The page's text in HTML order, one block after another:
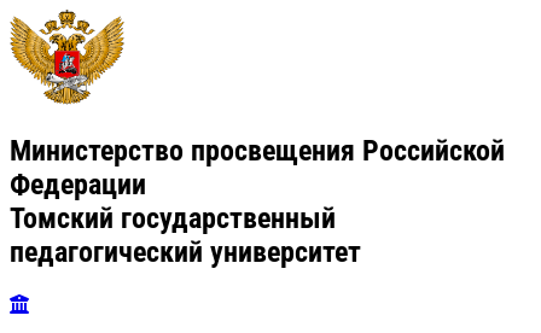
Министерство просвещения Российской
Федерации
Томский государственный
педагогический университет